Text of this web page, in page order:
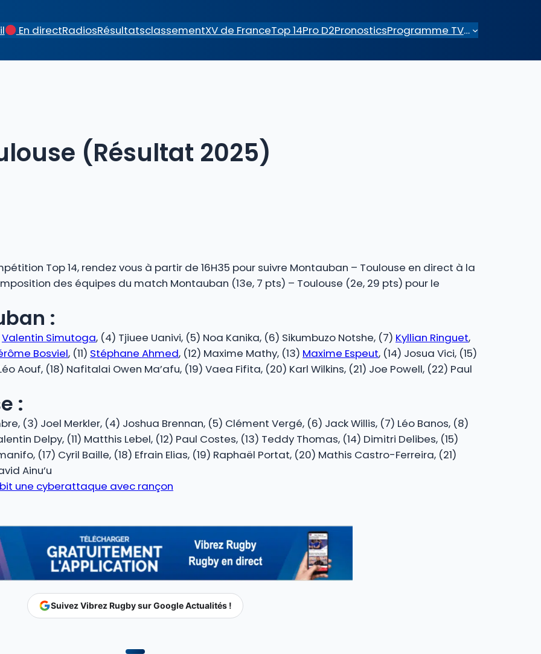
En directRadiosRésultatsclassementXV de FranceTop 14Pro D2PronosticsProgramme TV…
(Résultat 2025)
Top 14, rendez vous à partir de 16H35 pour suivre Montauban – Toulouse en direct à la
des équipes du match Montauban (13e, 7 pts) – Toulouse (2e, 29 pts) pour le
:
Valentin Simutoga, (4) Tjiuee Uanivi, (5) Noa Kanika, (6) Sikumbuzo Notshe, (7) Kyllian Ringuet,
Bosviel, (11) Stéphane Ahmed, (12) Maxime Mathy, (13) Maxime Espeut, (14) Josua Vici, (15)
Aouf, (18) Nafitalai Owen Ma’afu, (19) Vaea Fifita, (20) Karl Wilkins, (21) Joe Powell, (22) Paul
:
(3) Joel Merkler, (4) Joshua Brennan, (5) Clément Vergé, (6) Jack Willis, (7) Léo Banos, (8)
Delpy, (11) Matthis Lebel, (12) Paul Costes, (13) Teddy Thomas, (14) Dimitri Delibes, (15)
(17) Cyril Baille, (18) Efrain Elias, (19) Raphaël Portat, (20) Mathis Castro-Ferreira, (21)
Ainu’u
une cyberattaque avec rançon
Suivez Vibrez Rugby sur Google Actualités !